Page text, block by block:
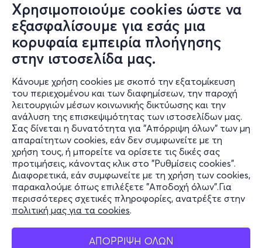
Χρησιμοποιούμε cookies ώστε να
εξασφαλίσουμε για εσάς μια
κορυφαία εμπειρία πλοήγησης
στην ιστοσελίδα μας.
Κάνουμε χρήση cookies με σκοπό την εξατομίκευση
του περιεχομένου και των διαφημίσεων, την παροχή
λειτουργιών μέσων κοινωνικής δικτύωσης και την
ανάλυση της επισκεψιμότητας των ιστοσελίδων μας.
Σας δίνεται η δυνατότητα για "Απόρριψη όλων" των μη
απαραίτητων cookies, εάν δεν συμφωνείτε με τη
χρήση τους, ή μπορείτε να ορίσετε τις δικές σας
προτιμήσεις, κάνοντας κλικ στο "Ρυθμίσεις cookies".
Διαφορετικά, εάν συμφωνείτε με τη χρήση των cookies,
παρακαλούμε όπως επιλέξετε "Αποδοχή όλων".Για
περισσότερες σχετικές πληροφορίες, ανατρέξτε στην
πολιτική μας για τα cookies.
ΑΠΟΡΡΙΨΗ ΟΛΩΝ
Πληροφορίες
Υποστήριξη
Stay Connected
Mobile app